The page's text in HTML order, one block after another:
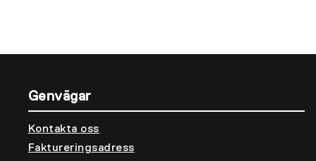
Genvägar
Kontakta oss
Faktureringsadress